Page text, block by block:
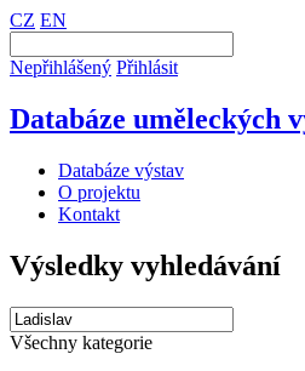
CZ EN
Nepřihlášený Přihlásit
Databáze uměleckých
Databáze výstav
O projektu
Kontakt
Výsledky vyhledávání
Všechny kategorie